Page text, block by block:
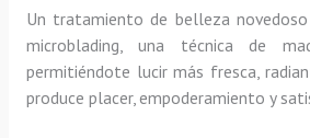
Un tratamiento de belleza
microblading, una técnica de
permitiéndote lucir más fresca,
produce placer, empoderamiento y